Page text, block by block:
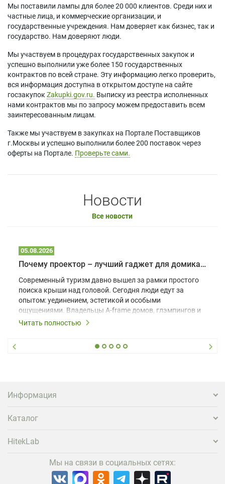
Мы поставили лампы для более 20 000 клиентов. Среди них и
частные лица, и коммерческие организации, и
государственные учреждения. Нам доверяет как бизнес, так и
государство. Нам доверяют люди.
Мы участвуем в процедурах государственных закупок и
успешно выполнили уже более 150 государственных
контрактов по всей стране. Эту информацию легко проверить,
вся информация доступна в открытом доступе на сайте
госзакупок Zakupki.gov.ru. Выписку из реестра исполненных
нами контрактов мы по запросу можем предоставить всем
заинтересованным лицам.
Также мы участвуем в закупках на Портале Поставщиков
г.Москвы и успешно выполнили более 200 поставок через
оферты на Портале. Проверьте сами.
Новости
Все новости
05.08.2026
Почему проектор – лучший гаджет для домика в глэмпинге
Современный туризм давно вышел за рамки простого
поиска крыши над головой. Сегодня люди едут за
опытом: уединением, эстетикой и особыми
ощущениями. Владельцы A-frame домов, глэмпингов и
шале понимают, что конкуренция растет, и
вернуться и поделиться впечатлениями в соцсетях,
проектора.
Читать полностью
Информация
Каталог
HitekLab
Мы на связи в социальных сетях: